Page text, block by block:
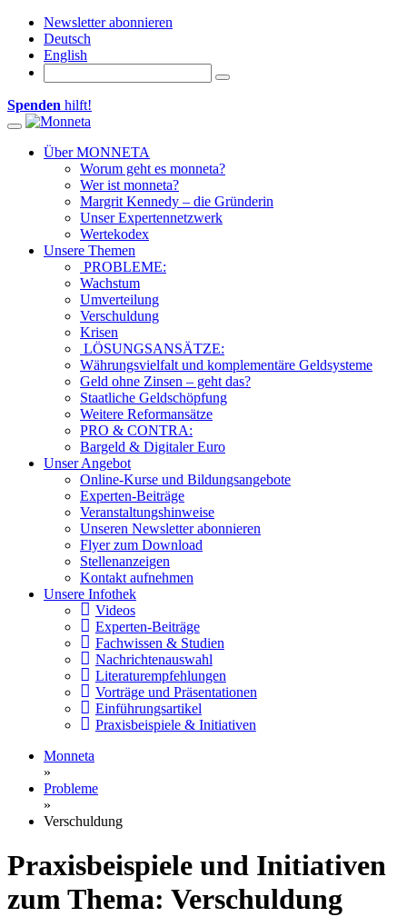
Newsletter abonnieren
Deutsch
English
Spenden hilft!
Toggle navigation
Über MONNETA
Worum geht es monneta?
Wer ist monneta?
Margrit Kennedy – die Gründerin
Unser Expertennetzwerk
Wertekodex
Unsere Themen
PROBLEME:
Wachstum
Umverteilung
Verschuldung
Krisen
LÖSUNGSANSÄTZE:
Währungsvielfalt und komplementäre Geldsysteme
Geld ohne Zinsen – geht das?
Staatliche Geldschöpfung
Weitere Reformansätze
PRO & CONTRA:
Bargeld & Digitaler Euro
Unser Angebot
Online-Kurse und Bildungsangebote
Experten-Beiträge
Veranstaltungshinweise
Unseren Newsletter abonnieren
Flyer zum Download
Stellenanzeigen
Kontakt aufnehmen
Unsere Infothek
Videos
Experten-Beiträge
Fachwissen & Studien
Nachrichtenauswahl
Literaturempfehlungen
Vorträge und Präsentationen
Einführungsartikel
Praxisbeispiele & Initiativen
Monneta
»
Probleme
»
Verschuldung
Praxisbeispiele und Initiativen
zum Thema: Verschuldung